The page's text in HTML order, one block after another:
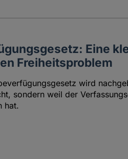
Eine
Freiheitsproblem
wird
sondern weil der
hat.